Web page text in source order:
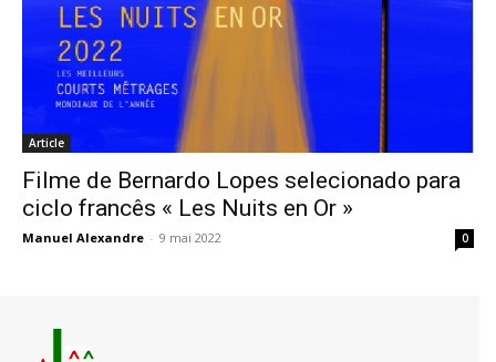
Article
Filme de Bernardo Lopes selecionado para
ciclo francês « Les Nuits en Or »
Manuel Alexandre - 9 mai 2022 0